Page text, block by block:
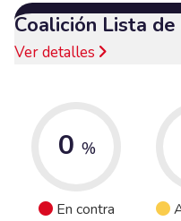
Coalición Lista
Ver detalles
0 %
En contra